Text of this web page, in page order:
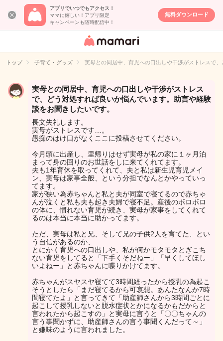
アプリでいつでもアクセス！
ママに嬉しい！アプリ限定
キャンペーンも随時配信中！
無料ダウンロード
女性専用匿名QA
イト
トップ 子育て・グッズ 実母との同居中、育児への口出しや干渉がストレスで
実母との同居中、育児への口出しや干渉がストレス
で、どう対処すれば良いか悩んでいます。助言や経験
談をお聞きしたいです。
長文失礼します。
実母がストレスです…。
愚痴のはけ口がなくここに投稿させてください。
今月頭に出産し、里帰りはせず実母が私の家に１ヶ月泊
まって身の回りのお世話をしに来てくれてます。
夫も1年育休を取ってくれて、夫と私は新生児育児メイ
ン、実母は家事全般、という分担でなんとかやっていっ
てます。
家が狭い為赤ちゃんと私と夫が同室で寝てるので赤ちゃ
んが泣くと私も夫も起き夫婦で寝不足。産後のボロボロ
の体に、慣れない育児が続き、実母が家事をしてくれて
るのは本当に本当に助かってます。
ただ、実母は私と兄、そして兄の子供2人を育てた、とい
う自信があるのか、
とにかく育児への口出しや、私が何かモタモタとぎこち
ない育児をしてると「下手くそだねー」「早くしてほし
いよねー」と赤ちゃんに喋りかけてます。
赤ちゃんがスヤスヤ寝てて3時間経ったから授乳の為起こ
そうとしたら「まだ寝てるから可哀想。あんたなんか7時
間寝てたよ」と言ってきて「助産師さんから3時間ごとに
起こして授乳しないと脱水症状とかになるかもだからと
言われたから起こすの」と実母に言うと「〇〇ちゃんの
言う事聞かずに、助産師さんの言う事聞くんだって～」
と嫌味のように言われました。